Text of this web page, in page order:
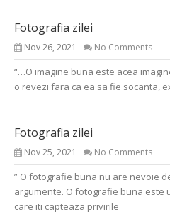
Fotografia zilei
Nov 26, 2021 No Comments
“…O imagine buna este acea
o revezi fara ca ea sa fie socanta,
Fotografia zilei
Nov 25, 2021 No Comments
” O fotografie buna nu are nevoie
argumente. O fotografie buna este
care iti capteaza privirile